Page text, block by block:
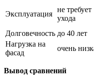
Эксплуатация
не требует
ухода
Долговечность до 40 лет
Нагрузка на
фасад
очень
Вывод сравнений